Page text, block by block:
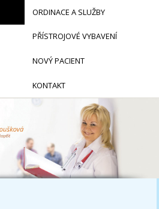
ORDINACE A SLUŽBY
PŘÍSTROJOVÉ VYBAVENÍ
NOVÝ PACIENT
KONTAKT